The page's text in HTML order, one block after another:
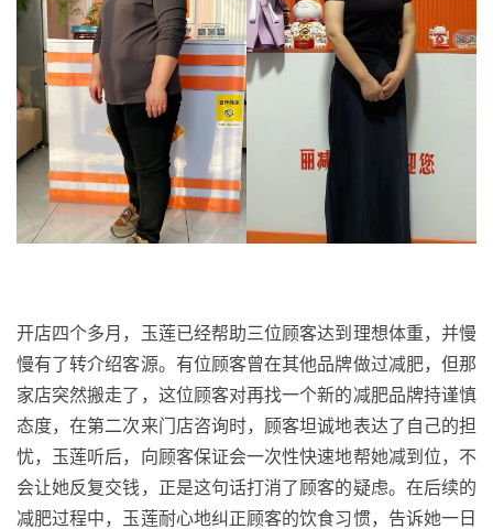
开店四个多月，玉莲已经帮助三位顾客达到理想体重，并慢
慢有了转介绍客源。有位顾客曾在其他品牌做过减肥，但那
家店突然搬走了，这位顾客对再找一个新的减肥品牌持谨慎
态度，在第二次来门店咨询时，顾客坦诚地表达了自己的担
忧，玉莲听后，向顾客保证会一次性快速地帮她减到位，不
会让她反复交钱，正是这句话打消了顾客的疑虑。在后续的
减肥过程中，玉莲耐心地纠正顾客的饮食习惯，告诉她一日